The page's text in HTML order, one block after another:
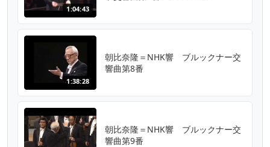
1:04:43
1:38:28
朝比奈隆＝NHK響 ブルックナー交
響曲第8番
朝比奈隆＝NHK響 ブルックナー交
響曲第9番